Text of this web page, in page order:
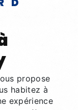
propose
habitez à
expérience